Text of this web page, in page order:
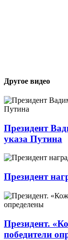
Другое видео
Президент
указа Путина
Президент
Президент.
победители